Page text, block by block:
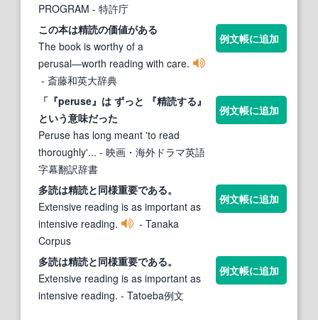
PROGRAM - 特許庁
この本は精読の価値がある
The book is worthy of a
perusal―worth reading with care.
- 斎藤和英大辞典
例文帳に追加
「『peruse』は ずっと 『精読する』
という意味だった
Peruse has long meant 'to read
thoroughly'... - 映画・海外ドラマ英語
字幕翻訳辞書
例文帳に追加
多読は精読と同様重要である。
Extensive reading is as important as
intensive reading.
- Tanaka
Corpus
例文帳に追加
多読は精読と同様重要である。
Extensive reading is as important as
intensive reading. - Tatoeba例文
例文帳に追加